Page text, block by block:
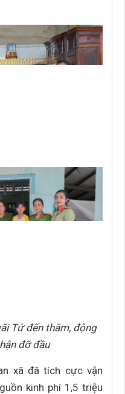
Tứ đến thăm, động
đỡ đầu
xã đã tích cực vận
kinh phí 1,5 triệu